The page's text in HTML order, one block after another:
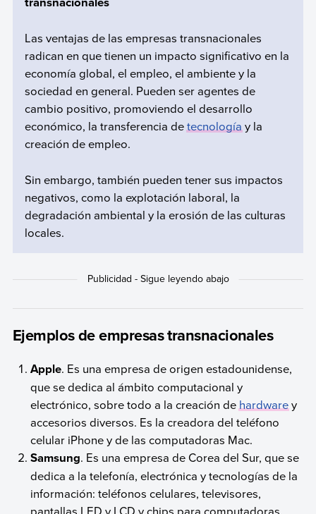
Las ventajas de las empresas transnacionales
radican en que tienen un impacto significativo en la
economía global, el empleo, el ambiente y la
sociedad en general. Pueden ser agentes de
cambio positivo, promoviendo el desarrollo
económico, la transferencia detecnologíay la
creación de empleo.
Sin embargo, también pueden tener sus impactos
negativos, como la explotación laboral, la
degradación ambiental y la erosión de las culturas
locales.
Ejemplos de empresas transnacionales
Apple. Es una empresa de origen estadounidense,
que se dedica al ámbito computacional y
electrónico, sobre todo a la creación dehardwarey
accesorios diversos. Es la creadora del teléfono
celular iPhone y de las computadoras Mac.
Samsung. Es una empresa de Corea del Sur, que se
dedica a la telefonía, electrónica y tecnologías de la
información: teléfonos celulares, televisores,